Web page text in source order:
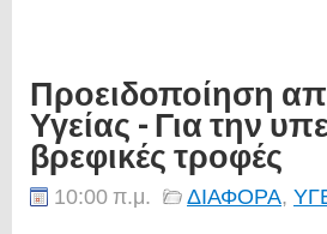
Προειδοποίηση
Υγείας - Για την
βρεφικές τροφές
10:00 π.μ. ΔΙΑΦΟΡΑ,